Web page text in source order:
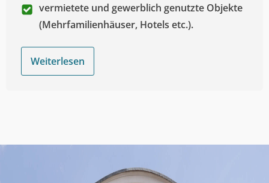
vermietete und gewerblich genutzte Objekte
(Mehrfamilienhäuser, Hotels etc.).
Weiterlesen